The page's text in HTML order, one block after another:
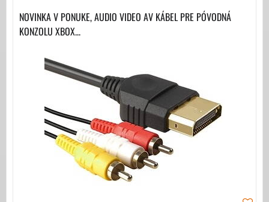
NOVINKA V PONUKE, AUDIO VIDEO AV KÁBEL PRE PÓVODNÁ
KONZOLU XBOX...